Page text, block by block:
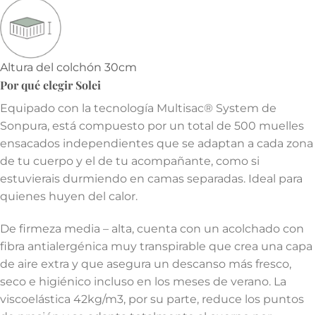
Altura del colchón 30cm
Por qué elegir Solei
Equipado con la tecnología Multisac® System de
Sonpura, está compuesto por un total de 500 muelles
ensacados independientes que se adaptan a cada zona
de tu cuerpo y el de tu acompañante, como si
estuvierais durmiendo en camas separadas. Ideal para
quienes huyen del calor.
De firmeza media – alta, cuenta con un acolchado con
fibra antialergénica muy transpirable que crea una capa
de aire extra y que asegura un descanso más fresco,
seco e higiénico incluso en los meses de verano. La
viscoelástica 42kg/m3, por su parte, reduce los puntos